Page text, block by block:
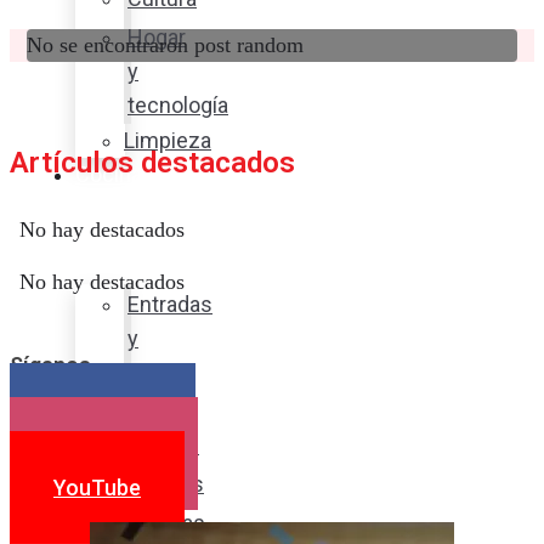
Hogar
y
tecnología
Limpieza
Cocina
sabor
Entradas
y
Postres
Bebidas
No se encontraron post random
Artículos destacados
No hay destacados
No hay destacados
Síganos
YouTube